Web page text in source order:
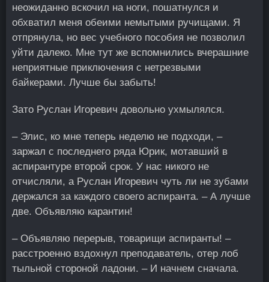
неожиданно вскочил на ноги, пошатнулся и
обхватил меня обеими немытыми ручищами. Я
отпрянула, но вес учебного пособия не позволил
уйти далеко. Мне тут же вспомнились вчерашние
неприятные приключения с нетрезвыми
байкерами. Лучше бы забыть!
Зато Руслан Игоревич довольно ухмылялся.
– Элис, ко мне теперь неделю не подходи, –
заржал с последнего ряда Юрик, мотавший в
аспирантуре второй срок. У нас никого не
отчисляли, а Руслан Игоревич чуть ли не зубами
держался за каждого своего аспиранта. – А лучше
две. Объявляю карантин!
– Объявляю перерыв, товарищи аспиранты! –
расстроенно вздохнул преподаватель, отер лоб
тыльной стороной ладони. – И начнем сначала.